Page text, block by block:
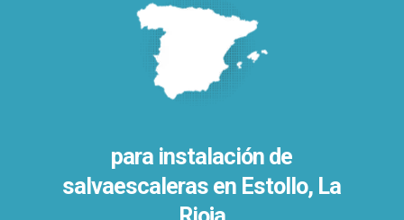
para instalación de
salvaescaleras en Estollo, La